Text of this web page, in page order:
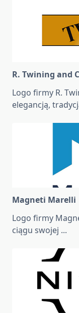
R. Twining and
Logo firmy R.
elegancją,
Magneti Marelli
Logo firmy
ciągu swojej ...